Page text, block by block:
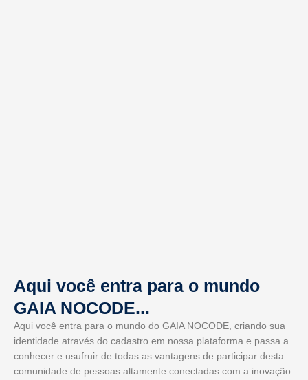
Aqui você entra para o mundo
GAIA NOCODE...
Aqui você entra para o mundo do GAIA NOCODE, criando sua
identidade através do cadastro em nossa plataforma e passa a
conhecer e usufruir de todas as vantagens de participar desta
comunidade de pessoas altamente conectadas com a inovação